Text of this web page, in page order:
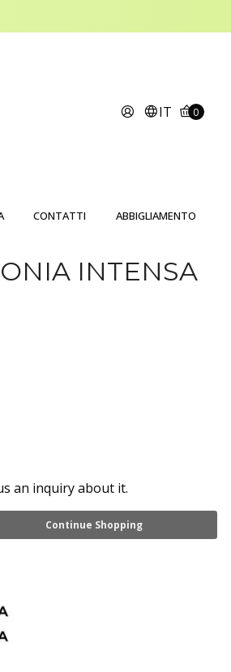
IT 0
CONTATTI ABBIGLIAMENTO
INTENSA
an inquiry about it.
Continue Shopping